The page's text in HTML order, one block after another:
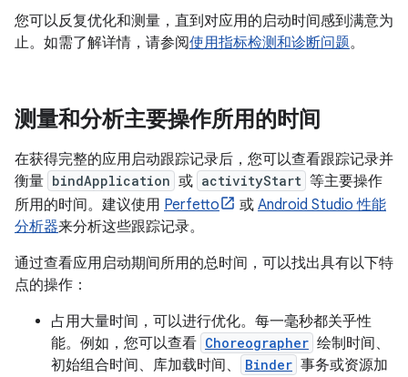
您可以反复优化和测量，直到对应用的启动时间感到满意为
止。如需了解详情，请参阅使用指标检测和诊断问题。
测量和分析主要操作所用的时间
在获得完整的应用启动跟踪记录后，您可以查看跟踪记录并
衡量 bindApplication 或 activityStart 等主要操作
所用的时间。建议使用 Perfetto 或 Android Studio 性能
分析器来分析这些跟踪记录。
通过查看应用启动期间所用的总时间，可以找出具有以下特
点的操作：
占用大量时间，可以进行优化。每一毫秒都关乎性
能。例如，您可以查看 Choreographer 绘制时间、
初始组合时间、库加载时间、
Binder 事务或资源加